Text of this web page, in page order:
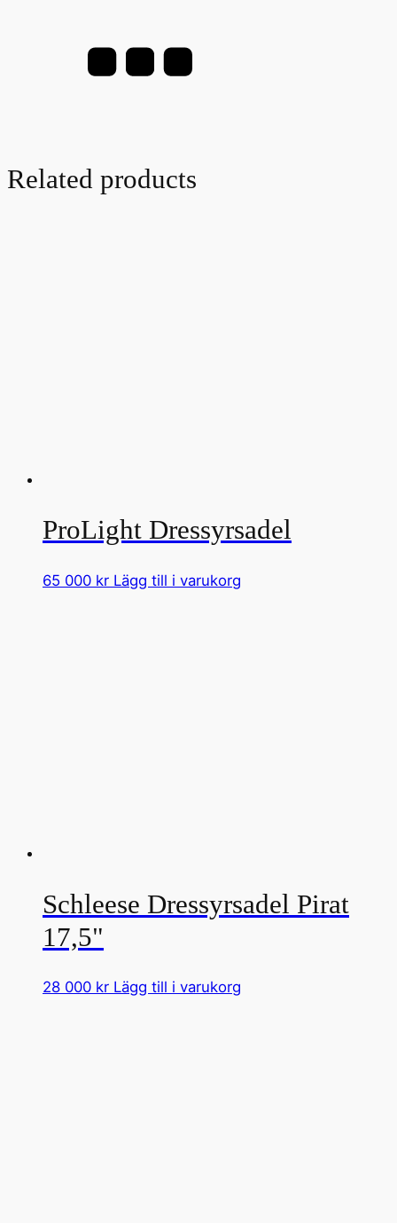
Related products
ProLight Dressyrsadel
65 000 kr Lägg till i varukorg
Schleese Dressyrsadel Pirat
17,5"
28 000 kr Lägg till i varukorg